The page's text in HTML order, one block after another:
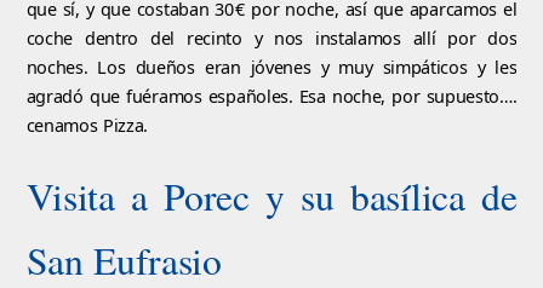
que sí, y que costaban 30 € por noche, así que aparcamos el
coche dentro del recinto y nos instalamos allí por dos
noches. Los dueños eran jóvenes y muy simpáticos y les
agradó que fuéramos españoles. Esa noche, por supuesto….
cenamos Pizza.
Visita a Porec y su basílica de
San Eufrasio